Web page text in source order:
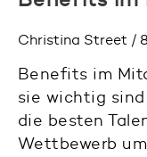
Christina Street /
Benefits im
sie wichtig
die besten
Wettbewerb